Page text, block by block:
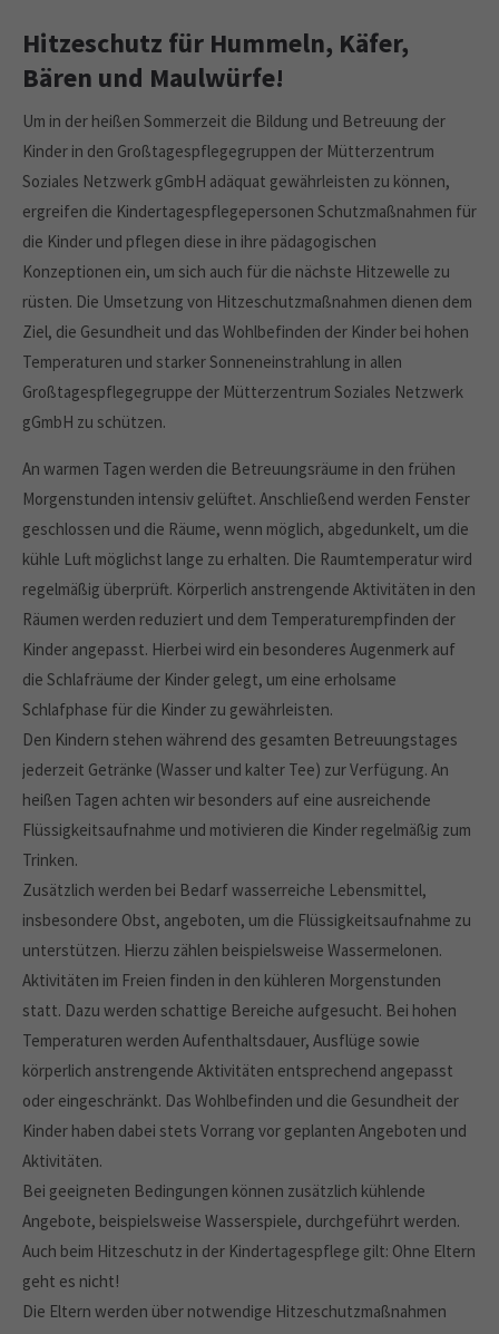
Hitzeschutz für Hummeln, Käfer,
Bären und Maulwürfe!
Um in der heißen Sommerzeit die Bildung und Betreuung der
Kinder in den Großtagespflegegruppen der Mütterzentrum
Soziales Netzwerk gGmbH adäquat gewährleisten zu können,
ergreifen die Kindertagespflegepersonen Schutzmaßnahmen für
die Kinder und pflegen diese in ihre pädagogischen
Konzeptionen ein, um sich auch für die nächste Hitzewelle zu
rüsten. Die Umsetzung von Hitzeschutzmaßnahmen dienen dem
Ziel, die Gesundheit und das Wohlbefinden der Kinder bei hohen
Temperaturen und starker Sonneneinstrahlung in allen
Großtagespflegegruppe der Mütterzentrum Soziales Netzwerk
gGmbH zu schützen.
An warmen Tagen werden die Betreuungsräume in den frühen
Morgenstunden intensiv gelüftet. Anschließend werden Fenster
geschlossen und die Räume, wenn möglich, abgedunkelt, um die
kühle Luft möglichst lange zu erhalten. Die Raumtemperatur wird
regelmäßig überprüft. Körperlich anstrengende Aktivitäten in den
Räumen werden reduziert und dem Temperaturempfinden der
Kinder angepasst. Hierbei wird ein besonderes Augenmerk auf
die Schlafräume der Kinder gelegt, um eine erholsame
Schlafphase für die Kinder zu gewährleisten.
Den Kindern stehen während des gesamten Betreuungstages
jederzeit Getränke (Wasser und kalter Tee) zur Verfügung. An
heißen Tagen achten wir besonders auf eine ausreichende
Flüssigkeitsaufnahme und motivieren die Kinder regelmäßig zum
Trinken.
Zusätzlich werden bei Bedarf wasserreiche Lebensmittel,
insbesondere Obst, angeboten, um die Flüssigkeitsaufnahme zu
unterstützen. Hierzu zählen beispielsweise Wassermelonen.
Aktivitäten im Freien finden in den kühleren Morgenstunden
statt. Dazu werden schattige Bereiche aufgesucht. Bei hohen
Temperaturen werden Aufenthaltsdauer, Ausflüge sowie
körperlich anstrengende Aktivitäten entsprechend angepasst
oder eingeschränkt. Das Wohlbefinden und die Gesundheit der
Kinder haben dabei stets Vorrang vor geplanten Angeboten und
Aktivitäten.
Bei geeigneten Bedingungen können zusätzlich kühlende
Angebote, beispielsweise Wasserspiele, durchgeführt werden.
Auch beim Hitzeschutz in der Kindertagespflege gilt: Ohne Eltern
geht es nicht!
Die Eltern werden über notwendige Hitzeschutzmaßnahmen